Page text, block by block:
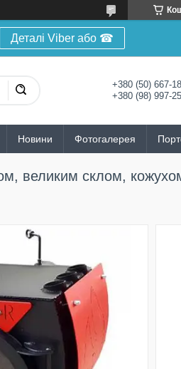
Деталі Viber або ☎
+380 (50) 667-
+380 (98) 997-
Новини Фотогалерея
великим склом,